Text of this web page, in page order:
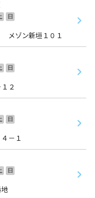
日
メゾン新垣１０１
日
２
日
－１
日